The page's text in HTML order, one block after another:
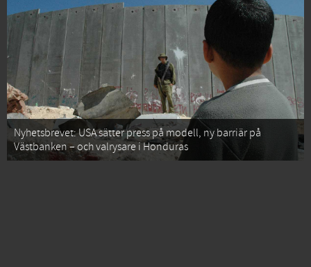
Nyhetsbrevet: USA sätter press på modell, ny barriär på
Västbanken – och valrysare i Honduras